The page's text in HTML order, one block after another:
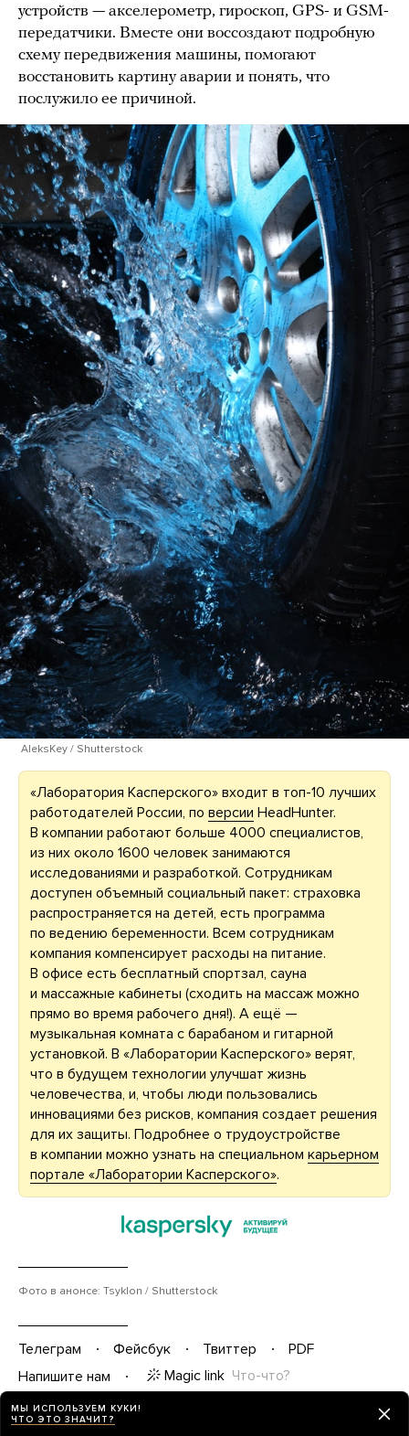
устройств — акселерометр, гироскоп, GPS- и GSM-
передатчики. Вместе они воссоздают подробную
схему передвижения машины, помогают
восстановить картину аварии и понять, что
послужило ее причиной.
AleksKey / Shutterstock
«Лаборатория Касперского» входит в топ-10 лучших
работодателей России, по версии HeadHunter.
В компании работают больше 4000 специалистов,
из них около 1600 человек занимаются
исследованиями и разработкой. Сотрудникам
доступен объемный социальный пакет: страховка
распространяется на детей, есть программа
по ведению беременности. Всем сотрудникам
компания компенсирует расходы на питание.
В офисе есть бесплатный спортзал, сауна
и массажные кабинеты (сходить на массаж можно
прямо во время рабочего дня!). А ещё —
музыкальная комната с барабаном и гитарной
установкой. В «Лаборатории Касперского» верят,
что в будущем технологии улучшат жизнь
человечества, и, чтобы люди пользовались
инновациями без рисков, компания создает решения
для их защиты. Подробнее о трудоустройстве
в компании можно узнать на специальном карьерном
портале «Лаборатории Касперского».
Фото в анонсе: Tsyklon / Shutterstock
Телеграм Фейсбук Твиттер
PDF
Напишите нам
Magic link Что-что?
МЫ ИСПОЛЬЗУЕМ КУКИ!
ЧТО ЭТО ЗНАЧИТ?